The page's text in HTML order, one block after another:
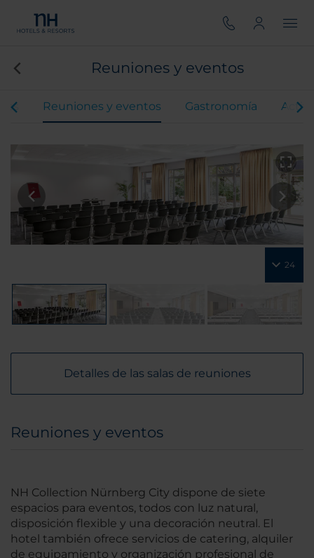
Reuniones y eventos
Reuniones y eventos Gastronomía
24
Detalles de las salas de reuniones
Reuniones y eventos
NH Collection Nürnberg City dispone de siete
espacios para eventos, todos con luz natural,
disposición flexible y una decoración neutral. El
hotel también ofrece servicios de catering, alquiler
de equipamiento y organización profesional de